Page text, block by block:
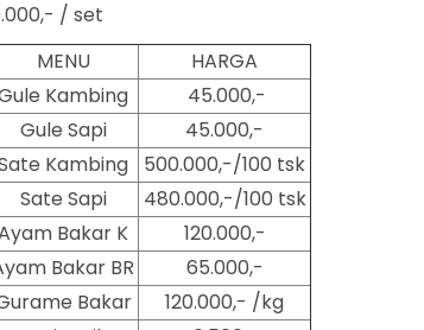
/ set
MENU
HARGA
Kambing
45.000,-
Gule Sapi
45.000,-
Kambing
500.000,-/100 tsk
Sate Sapi
480.000,-/100 tsk
Bakar K
120.000,-
Bakar BR
65.000,-
Bakar
120.000,- /kg